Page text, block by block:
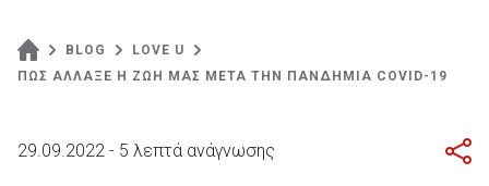
BLOG
LOVE U
ΠΩΣ ΑΛΛΑΞΕ Η ΖΩΗ ΜΑΣ ΜΕΤΑ ΤΗΝ ΠΑΝΔΗΜΙΑ COVID-19
29.09.2022 - 5 λεπτά ανάγνωσης